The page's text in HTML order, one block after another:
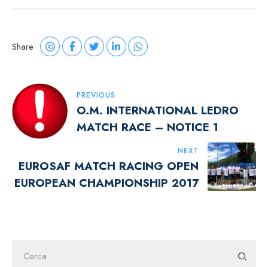
Share
Navigazione
Articoli
PREVIOUS
O.M. INTERNATIONAL LEDRO
MATCH RACE – NOTICE 1
NEXT
EUROSAF MATCH RACING OPEN
EUROPEAN CHAMPIONSHIP 2017
per: